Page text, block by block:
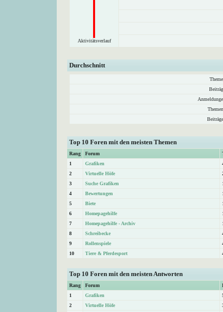
Aktivitätsverlauf
Durchschnitt
Top 10 Foren mit den meisten Themen
Rang Forum
1
Grafiken
2
Virtuelle Höfe
3
Suche Grafiken
4
Bewertungen
5
Biete
6
Homepagehilfe
7
Homepagehilfe - Archiv
8
Schreibecke
9
Rollenspiele
10
Tiere & Pferdesport
Top 10 Foren mit den meisten Antworten
Rang Forum
1
Grafiken
2
Virtuelle Höfe